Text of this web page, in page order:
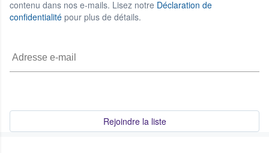
contenu dans nos e-mails. Lisez notre Déclaration de
confidentialité pour plus de détails.
Rejoindre la liste